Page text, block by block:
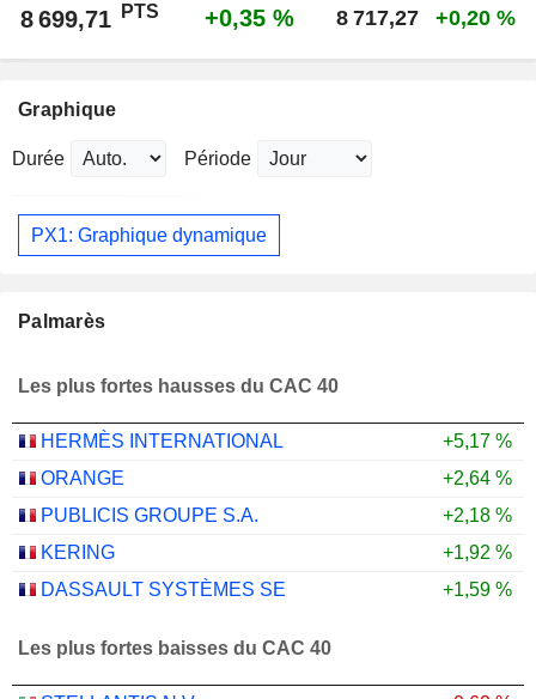
8 699,71 PTS +0,35 % 8 717,27 +0,20 %
Graphique
Durée Période
PX1: Graphique dynamique
Palmarès
Les plus fortes hausses du CAC 40
HERMÈS INTERNATIONAL
+5,17 %
ORANGE
+2,64 %
PUBLICIS GROUPE S.A.
+2,18 %
KERING
+1,92 %
DASSAULT SYSTÈMES SE
+1,59 %
Les plus fortes baisses du CAC 40